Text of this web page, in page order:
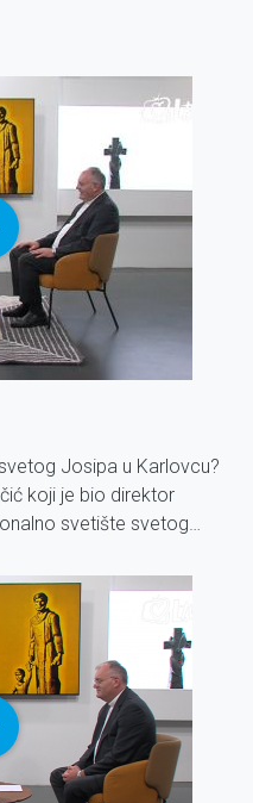
Josipa u Karlovcu?
koji je bio direktor
svetište svetog